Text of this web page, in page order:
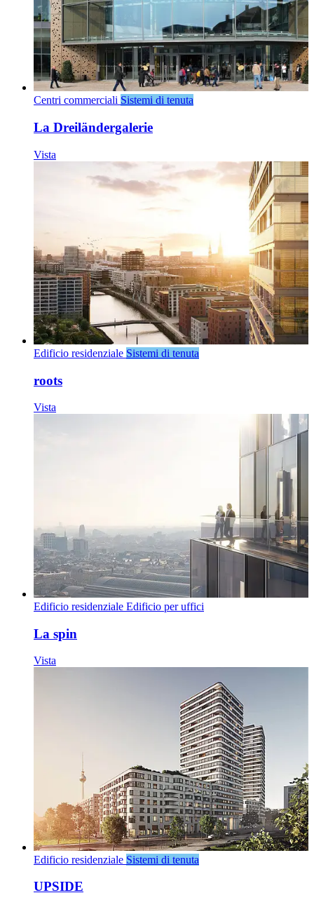
Centri commerciali Sistemi di tenuta
La Dreiländergalerie
Vista
Edificio residenziale Sistemi di tenuta
roots
Vista
Edificio residenziale Edificio per uffici
La spin
Vista
Edificio residenziale Sistemi di tenuta
UPSIDE